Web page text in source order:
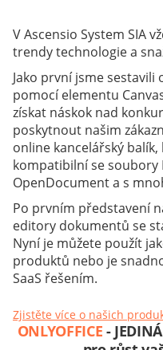
V Ascensio System SIA
trendy technologie a
Jako první jsme
pomocí elementu
získat náskok nad
poskytnout našim
online kancelářský
kompatibilní se soubory
OpenDocument a s
Po prvním představení
editory dokumentů se
Nyní je můžete použít
produktů nebo je
SaaS řešením.
Zjistěte více o našich
ONLYOFFICE -